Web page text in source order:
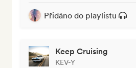
Přidáno do playlistu
Keep Cruising
KEV-Y